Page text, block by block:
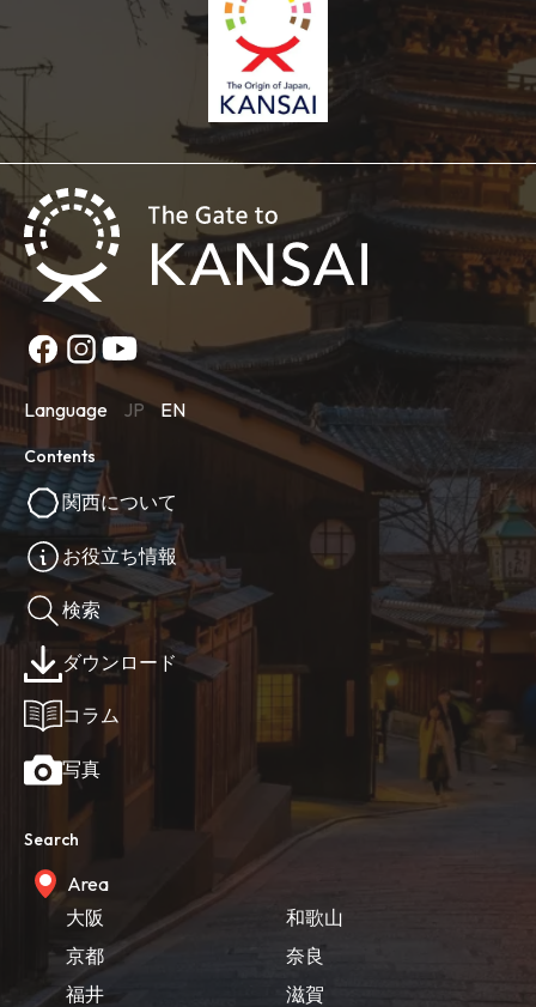
Language JP EN
Contents
関西について
お役立ち情報
検索
ダウンロード
コラム
写真
Search
Area
大阪
京都
福井
和歌山
奈良
滋賀